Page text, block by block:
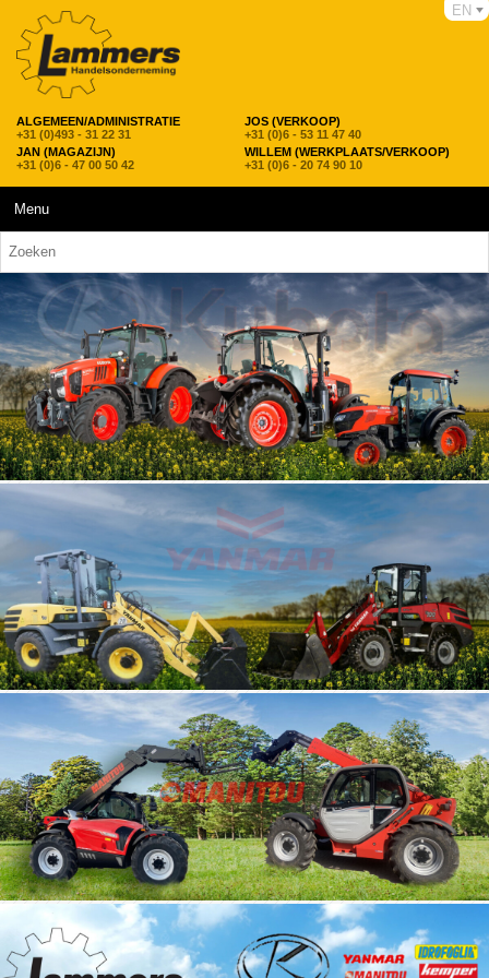
ALGEMEEN/ADMINISTRATIE
+31 (0)493 - 31 22 31
JOS (VERKOOP)
+31 (0)6 - 53 11 47 40
JAN (MAGAZIJN)
+31 (0)6 - 47 00 50 42
WILLEM (WERKPLAATS/VERKOOP)
+31 (0)6 - 20 74 90 10
EN
Menu